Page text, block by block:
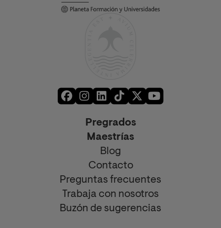
Pregrados
Maestrías
Blog
Contacto
Preguntas frecuentes
Trabaja con nosotros
Buzón de sugerencias